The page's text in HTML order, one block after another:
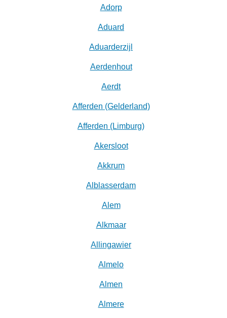
Adorp
Aduard
Aduarderzijl
Aerdenhout
Aerdt
Afferden (Gelderland)
Afferden (Limburg)
Akersloot
Akkrum
Alblasserdam
Alem
Alkmaar
Allingawier
Almelo
Almen
Almere